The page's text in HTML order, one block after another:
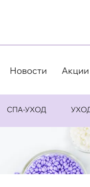
Новости Акции
СПА-УХОД